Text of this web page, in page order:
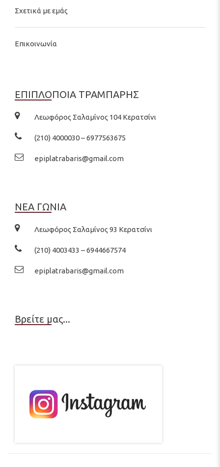
Σχετικά με εμάς
Επικοινωνία
ΕΠΙΠΛΟΠΟΙΑ ΤΡΑΜΠΑΡΗΣ
Λεωφόρος Σαλαμίνος 104 Κερατσίνι
(210) 4000030 – 6977563675
epiplatrabaris@gmail.com
ΝΕΑ ΓΩΝΙΑ
Λεωφόρος Σαλαμίνος 93 Κερατσίνι
(210) 4003433 – 6944667574
epiplatrabaris@gmail.com
Βρείτε μας...